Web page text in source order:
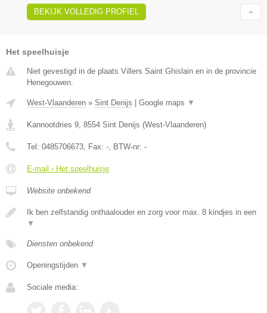
BEKIJK VOLLEDIG PROFIEL
Het speelhuisje
Niet gevestigd in de plaats Villers Saint Ghislain en in de provincie
Henegouwen.
West-Vlaanderen » Sint Denijs Google maps ▼
Kannootdries 9, 8554 Sint Denijs (West-Vlaanderen)
Tel: 0485706673, Fax: -, BTW-nr: -
E-mail › Het speelhuisje
Website onbekend
Ik ben zelfstandig onthaalouder en zorg voor max. 8 kindjes in een
▼
Diensten onbekend
Openingstijden ▼
Sociale media: